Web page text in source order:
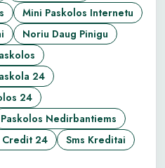
Mini Paskolos Internetu
Noriu Daug Pinigu
24
24
Paskolos Nedirbantiems
Credit 24
Sms Kreditai